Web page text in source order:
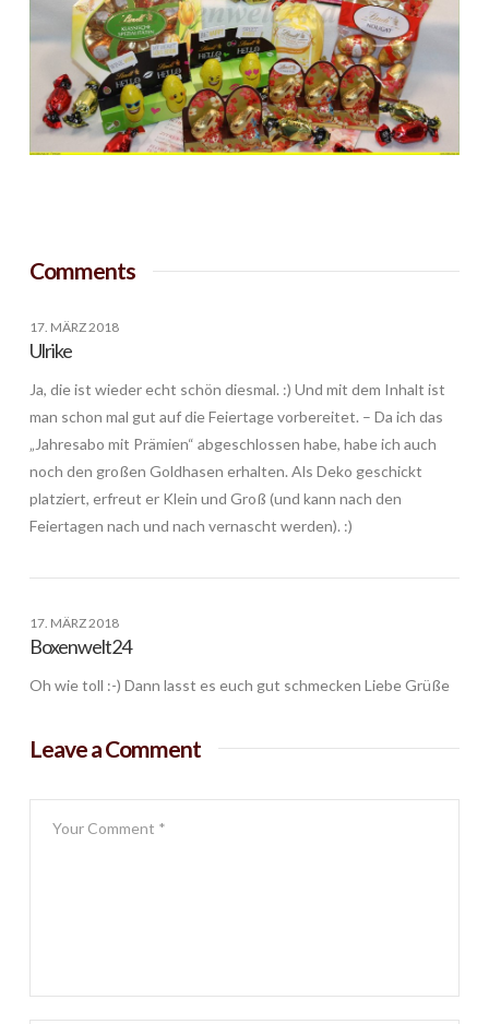
Comments
17. MÄRZ 2018
Ulrike
Ja, die ist wieder echt schön diesmal. :) Und mit dem Inhalt ist
man schon mal gut auf die Feiertage vorbereitet. – Da ich das
„Jahresabo mit Prämien“ abgeschlossen habe, habe ich auch
noch den großen Goldhasen erhalten. Als Deko geschickt
platziert, erfreut er Klein und Groß (und kann nach den
Feiertagen nach und nach vernascht werden). :)
17. MÄRZ 2018
Boxenwelt24
Oh wie toll :-) Dann lasst es euch gut schmecken Liebe Grüße
Leave a Comment